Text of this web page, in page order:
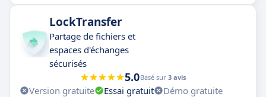
LockTransfer
Partage de fichiers et
espaces d'échanges
sécurisés
5.0Basé sur 3 avis
Version gratuite Essai gratuit
Démo gratuite